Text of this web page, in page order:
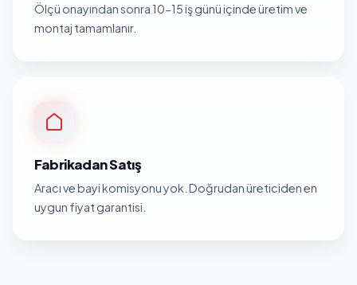
Ölçü onayından sonra 10-15 iş günü içinde üretim ve
montaj tamamlanır.
Fabrikadan Satış
Aracı ve bayi komisyonu yok. Doğrudan üreticiden en
uygun fiyat garantisi.